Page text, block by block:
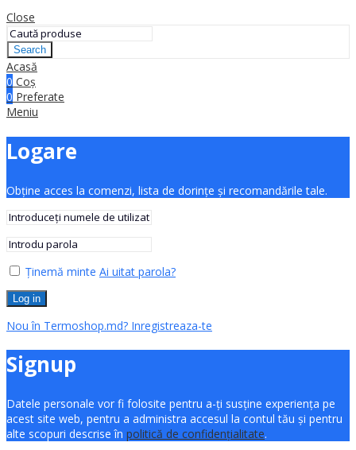
Close
Search
Acasă
0 Coș
0 Preferate
Meniu
Logare
Obține acces la comenzi, lista de dorințe și recomandările tale.
Ținemă minte Ai uitat parola?
Log in
Nou în Termoshop.md? Inregistreaza-te
Signup
Datele personale vor fi folosite pentru a-ți susține experiența pe
acest site web, pentru a administra accesul la contul tău și pentru
alte scopuri descrise în politică de confidențialitate.